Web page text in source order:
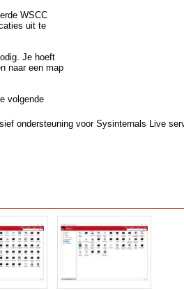
WSCC
uit te
Je hoeft
naar een map
volgende
ondersteuning voor Sysinternals Live